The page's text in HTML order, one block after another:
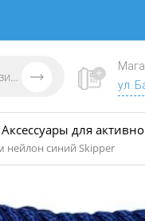
ул.
Аксессуары для
нейлон синий Skipper